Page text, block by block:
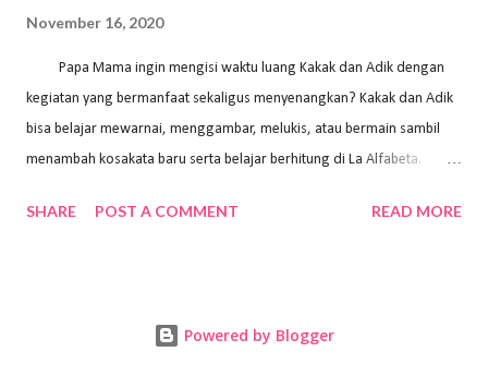
November 16, 2020
Papa Mama ingin mengisi waktu luang Kakak dan Adik dengan
kegiatan yang bermanfaat sekaligus menyenangkan? Kakak dan Adik
bisa belajar mewarnai, menggambar, melukis, atau bermain sambil
menambah kosakata baru serta belajar berhitung di La Alfabeta.
kok untuk mengajar dengan metode yang fun, La Alfabeta
Alfabeta. ⁣⁣⁣⁣Ada pilihan online class maupun offline class lho! Cek
SHARE POST A COMMENT READ MORE
Powered by Blogger